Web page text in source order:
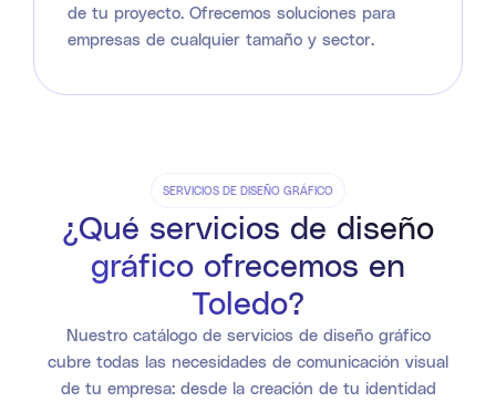
de tu proyecto. Ofrecemos soluciones para
empresas de cualquier tamaño y sector.
SERVICIOS DE DISEÑO GRÁFICO
¿Qué servicios de diseño
gráfico ofrecemos en
Toledo?
Nuestro catálogo de servicios de diseño gráfico
cubre todas las necesidades de comunicación visual
de tu empresa: desde la creación de tu identidad